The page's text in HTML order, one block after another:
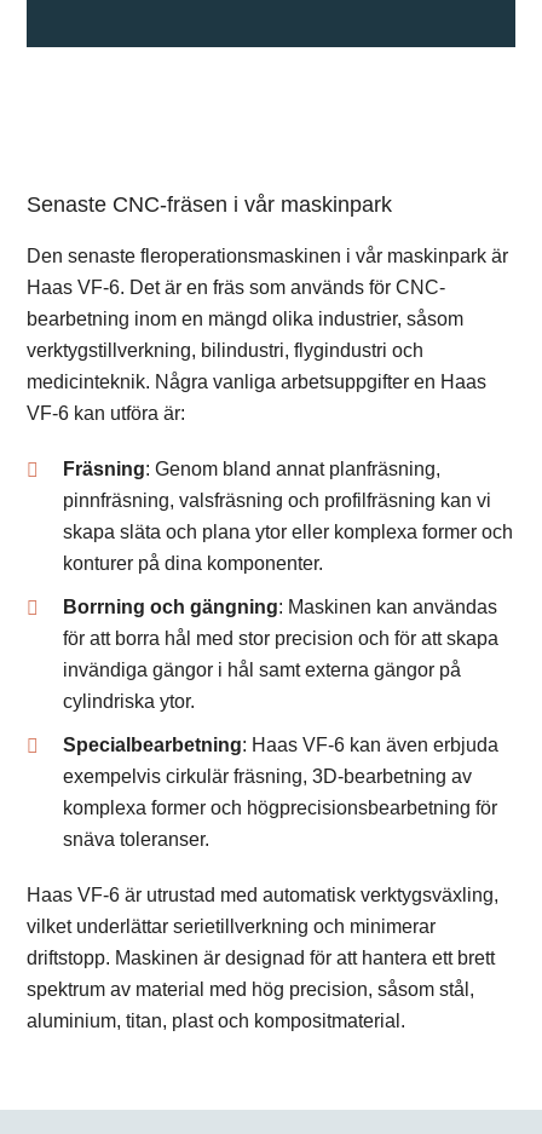
Senaste CNC-fräsen i vår maskinpark
Den senaste fleroperationsmaskinen i vår maskinpark är
Haas VF-6. Det är en fräs som används för CNC-
bearbetning inom en mängd olika industrier, såsom
verktygstillverkning, bilindustri, flygindustri och
medicinteknik. Några vanliga arbetsuppgifter en Haas
VF-6 kan utföra är:
Fräsning: Genom bland annat planfräsning,
pinnfräsning, valsfräsning och profilfräsning kan vi
skapa släta och plana ytor eller komplexa former och
konturer på dina komponenter.
Borrning och gängning: Maskinen kan användas
för att borra hål med stor precision och för att skapa
invändiga gängor i hål samt externa gängor på
cylindriska ytor.
Specialbearbetning: Haas VF-6 kan även erbjuda
exempelvis cirkulär fräsning, 3D-bearbetning av
komplexa former och högprecisionsbearbetning för
snäva toleranser.
Haas VF-6 är utrustad med automatisk verktygsväxling,
vilket underlättar serietillverkning och minimerar
driftstopp. Maskinen är designad för att hantera ett brett
spektrum av material med hög precision, såsom stål,
aluminium, titan, plast och kompositmaterial.